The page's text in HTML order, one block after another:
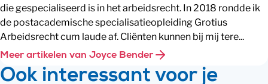
die gespecialiseerd is in het arbeidsrecht. In 2018 rondde ik
de postacademische specialisatieopleiding Grotius
Arbeidsrecht cum laude af. Cliënten kunnen bij mij tere...
Meer artikelen van Joyce Bender
Ook interessant voor je